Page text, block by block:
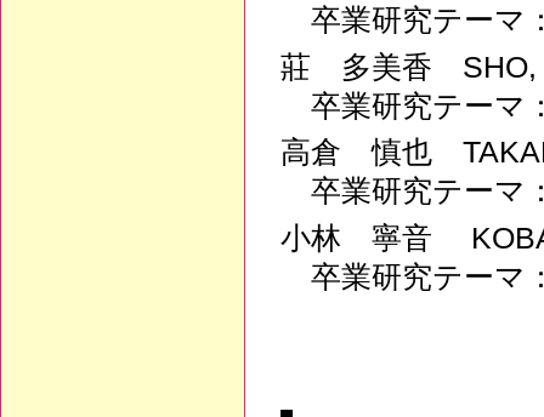
卒業研究テーマ
莊 多美香 SHO,
卒業研究テーマ
高倉 慎也
卒業研究テーマ
小林 寧音
卒業研究テーマ